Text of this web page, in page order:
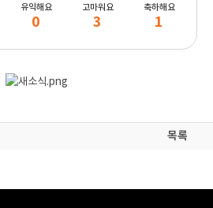
유익해요
0
고마워요
3
축하해요
1
목록